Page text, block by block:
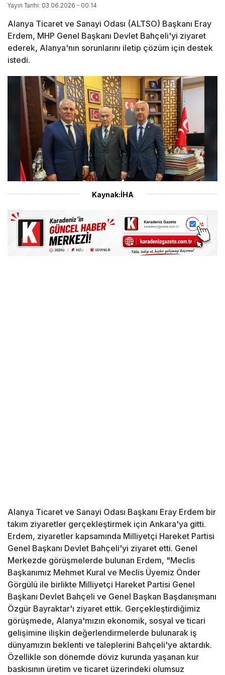
Yayın Tarihi: 03.06.2026 - 00:14
Alanya Ticaret ve Sanayi Odası (ALTSO) Başkanı Eray
Erdem, MHP Genel Başkanı Devlet Bahçeli'yi ziyaret
ederek, Alanya'nın sorunlarını iletip çözüm için destek
istedi.
Kaynak:İHA
Alanya Ticaret ve Sanayi Odası Başkanı Eray Erdem bir
takım ziyaretler gerçekleştirmek için Ankara'ya gitti.
Erdem, ziyaretler kapsamında Milliyetçi Hareket Partisi
Genel Başkanı Devlet Bahçeli'yi ziyaret etti. Genel
Merkezde görüşmelerde bulunan Erdem, "Meclis
Başkanımız Mehmet Kural ve Meclis Üyemiz Önder
Görgülü ile birlikte Milliyetçi Hareket Partisi Genel
Başkanı Devlet Bahçeli ve Genel Başkan Başdanışmanı
Özgür Bayraktar'ı ziyaret ettik. Gerçekleştirdiğimiz
görüşmede, Alanya'mızın ekonomik, sosyal ve ticari
gelişimine ilişkin değerlendirmelerde bulunarak iş
dünyamızın beklenti ve taleplerini Bahçeli'ye aktardık.
Özellikle son dönemde döviz kurunda yaşanan kur
baskısının üretim ve ticaret üzerindeki olumsuz